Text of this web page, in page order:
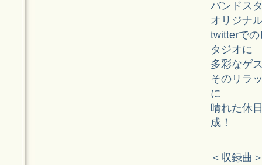
バンドス
オリジナ
twitterで
タジオに
多彩なゲ
そのリラ
に
晴れた休
成！
＜収録曲